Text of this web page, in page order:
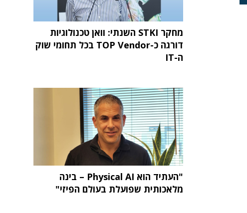
מחקר STKI השנתי: וואן טכנולוגיות
דורגה כ-TOP Vendor בכל תחומי שוק
ה-IT
"העתיד הוא Physical AI – בינה
מלאכותית שפועלת בעולם הפיזי"